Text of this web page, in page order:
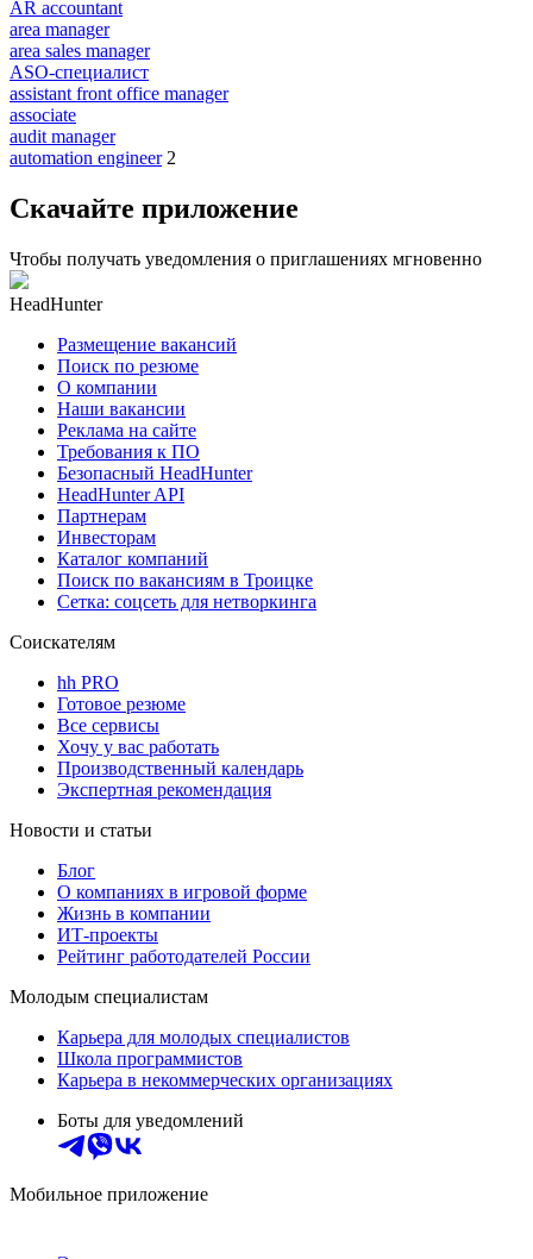
AR accountant
area manager
area sales manager
ASO-специалист
assistant front office manager
associate
audit manager
automation engineer 2
Скачайте приложение
Чтобы получать уведомления о приглашениях мгновенно
HeadHunter
Размещение вакансий
Поиск по резюме
О компании
Наши вакансии
Реклама на сайте
Требования к ПО
Безопасный HeadHunter
HeadHunter API
Партнерам
Инвесторам
Каталог компаний
Поиск по вакансиям в Троицке
Сетка: соцсеть для нетворкинга
Соискателям
hh PRO
Готовое резюме
Все сервисы
Хочу у вас работать
Производственный календарь
Экспертная рекомендация
Новости и статьи
Блог
О компаниях в игровой форме
Жизнь в компании
ИТ-проекты
Рейтинг работодателей России
Молодым специалистам
Карьера для молодых специалистов
Школа программистов
Карьера в некоммерческих организациях
Боты для уведомлений
Мобильное приложение